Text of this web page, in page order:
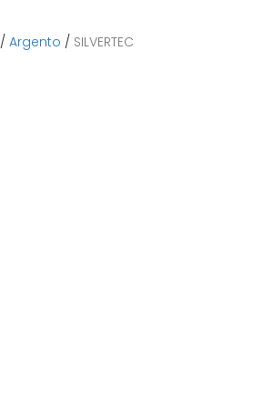
/ Argento / SILVERTEC